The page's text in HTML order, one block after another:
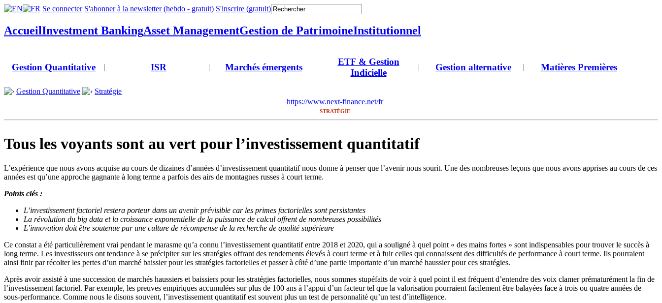
Se connecter S'abonner à la newsletter (hebdo - gratuit) S'inscrire (gratuit)
AccueilInvestment BankingAsset ManagementGestion de PatrimoineInstitutionnel
Gestion Quantitative | ISR | Marchés émergents |
ETF & Gestion
Indicielle
| Gestion alternative | Matières Premières
Gestion Quantitative
Stratégie
https://www.next-finance.net/fr
STRATÉGIE
Tous les voyants sont au vert pour l’investissement quantitatif
L’expérience que nous avons acquise au cours de dizaines d’années d’investissement quantitatif nous donne à penser que l’avenir nous sourit. Une des nombreuses leçons que nous avons apprises au cours de ces
années est qu’une approche gagnante à long terme a parfois des airs de montagnes russes à court terme.
Points clés :
L’investissement factoriel restera porteur dans un avenir prévisible car les primes factorielles sont persistantes
La révolution du big data et la croissance exponentielle de la puissance de calcul offrent de nombreuses possibilités
L’innovation doit être soutenue par une culture de récompense de la recherche de qualité supérieure
Ce constat a été particulièrement vrai pendant le marasme qu’a connu l’investissement quantitatif entre 2018 et 2020, qui a souligné à quel point « des mains fortes » sont indispensables pour trouver le succès à
long terme. Les investisseurs ont tendance à se précipiter sur les stratégies offrant des rendements élevés à court terme et à fuir celles qui connaissent des difficultés de performance à court terme. Ils pourraient
ainsi finir par récolter les pertes d’un marché baissier pour les stratégies factorielles et passer à côté d’une partie importante d’un marché haussier pour ces stratégies.
Après avoir assisté à une succession de marchés haussiers et baissiers pour les stratégies factorielles, nous sommes stupéfaits de voir à quel point il est fréquent d’entendre des voix clamer prématurément la fin de
l’investissement factoriel. Par exemple, les preuves empiriques accumulées sur plus de 100 ans à l’appui d’un facteur tel que la valorisation pourraient facilement être balayées face à trois ou quatre années de
sous-performance. Comme nous le disons souvent, l’investissement quantitatif est souvent plus un test de personnalité qu’un test d’intelligence.